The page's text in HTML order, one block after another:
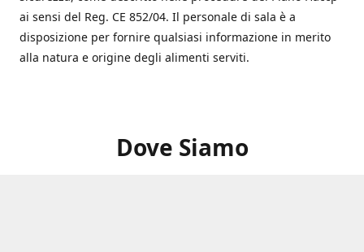
ai sensi del Reg. CE 852/04. Il personale di sala è a
disposizione per fornire qualsiasi informazione in merito
alla natura e origine degli alimenti serviti.
Dove Siamo